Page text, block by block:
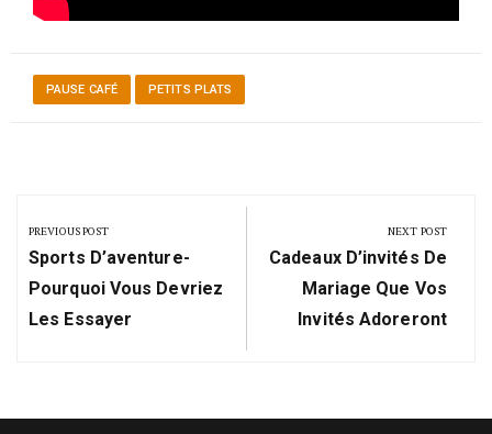
PAUSE CAFÉ PETITS PLATS
de
l’article
PREVIOUS POST
Previous
Post:
Sports D’aventure-
Pourquoi Vous Devriez
Les Essayer
NEXT POST
Next
Post:
Cadeaux D’invités De
Mariage Que Vos
Invités Adoreront